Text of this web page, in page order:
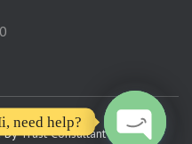
byTrust Consultant
need help?